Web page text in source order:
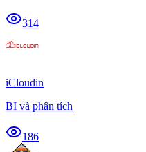
314
iCloudin
BI và phân tích
186